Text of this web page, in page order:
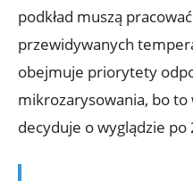
podkład muszą
przewidywanych
obejmuje priorytety
mikrozarysowania, bo to
decyduje o wyglądzie po